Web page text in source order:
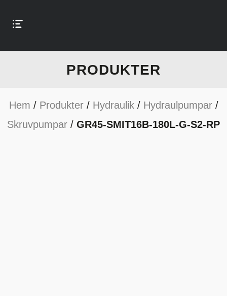
PRODUKTER
Hem / Produkter/ Hydraulik/ Hydraulpumpar/
Skruvpumpar / GR45-SMIT16B-180L-G-S2-RP